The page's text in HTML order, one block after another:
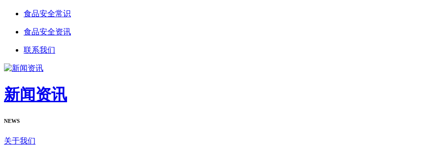
食品安全常识
食品安全资讯
联系我们
新闻资讯
NEWS
关于我们